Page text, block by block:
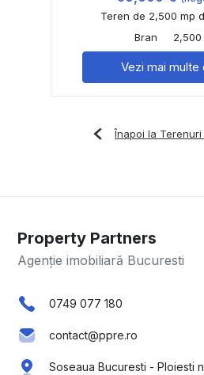
Teren de 2,500 mp
Bran
2,500
Vezi mai multe
Înapoi la
Property Partners
Agenție imobiliară Bucuresti
0749 077 180
contact@ppre.ro
Soseaua Bucuresti - Ploiesti